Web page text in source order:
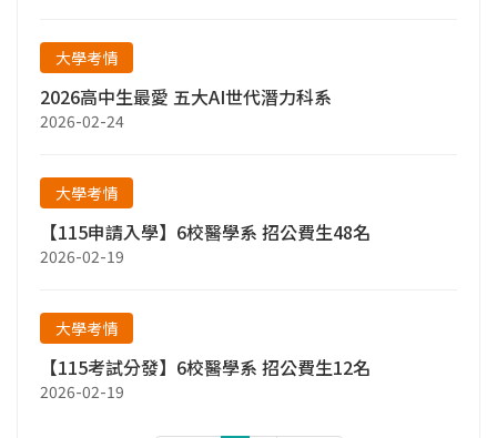
大學考情
2026高中生最愛 五大AI世代潛力科系
2026-02-24
大學考情
【115申請入學】6校醫學系 招公費生48名
2026-02-19
大學考情
【115考試分發】6校醫學系 招公費生12名
2026-02-19